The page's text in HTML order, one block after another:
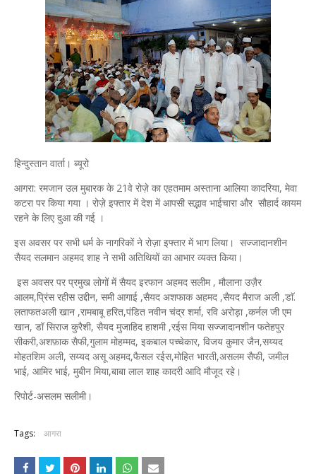
हिन्दुस्तान वार्ता। ब्यूरो
आगरा: रमजान उल मुबारक के 21वे रोज़े का एहतमाम अस्ताना आलिया कादरिया, मेवा
कटरा पर किया गया । रोज़े इफ्तार में देश में आपसी सद्भाव भाईचारा और सौहार्द कायम
रहने के लिए दुआ की गई ।
इस अवसर पर सभी धर्म के नागरिकों ने रोज़ा इफ्तार में भाग लिया। सज्जादानशीन
सैयद सलमान अहमद शाह ने सभी अतिथियों का आभार व्यक्त किया।
इस अवसर पर प्रमुख लोगों में सैयद इरफान अहमद सलीम , मौलाना उज़ैर
आलम,प्रिंस रहीस उद्दीन, समी आगाई ,सैयद अशफाक अहमद ,सैयद मैराज अली ,डाॅ.
लताफतअली खान ,रामबाबू हरित,पंडित नवीन चंद्र शर्मा, रवि अरोड़ा ,कर्नल जी एम
खान, डॉ सिराज कुरैशी, सैयद मुजाहिद हाशमी ,रईस मिया सज्जादानशीन फतेहपुर
सीकरी,अशफ़ाक सैफी,गुलाम मोहम्मद, इकबाल पच्चेकार, विजय कुमार जैन,सय्यद
मोहतशिम अली, सय्यद असू अहमद,फैसल रईस,मोहित भारती,असलम सैफी, जमील
भाई, आमिर भाई, मुबीन मिया,बाबा लाल शाह कादरी आदि मौजूद रहे।
रिपोर्ट-असलम सलीमी।
Tags: आगरा